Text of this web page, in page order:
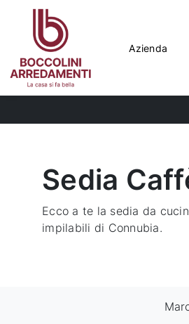
Azienda
Sedia
Ecco a te la sedia da
impilabili di Connubia.